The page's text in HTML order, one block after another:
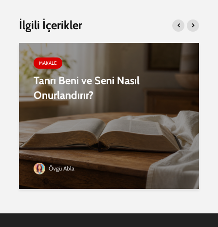
İlgili İçerikler
MAKALE
Tanrı Beni ve Seni Nasıl
Onurlandırır?
Övgü Abla